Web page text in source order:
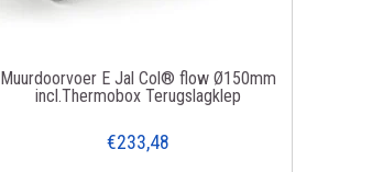
Muurdoorvoer E Jal Col® flow Ø150mm
incl.Thermobox Terugslagklep
€233,48